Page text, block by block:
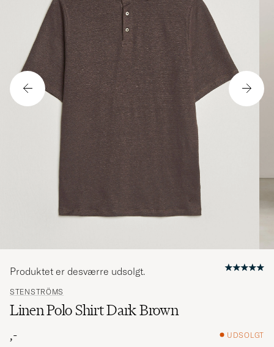
STENSTRÖMS
Linen Polo Shirt Dark Brown
,-
UDSOLGT
Produktet er desværre udsolgt.